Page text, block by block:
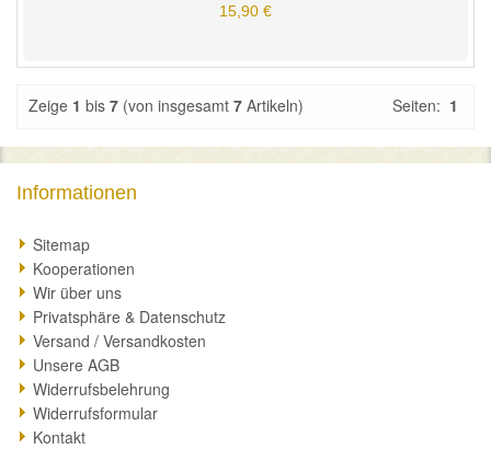
15,90 €
Zeige 1 bis 7 (von insgesamt 7 Artikeln) Seiten: 1
Informationen
Sitemap
Kooperationen
Wir über uns
Privatsphäre & Datenschutz
Versand / Versandkosten
Unsere AGB
Widerrufsbelehrung
Widerrufsformular
Kontakt